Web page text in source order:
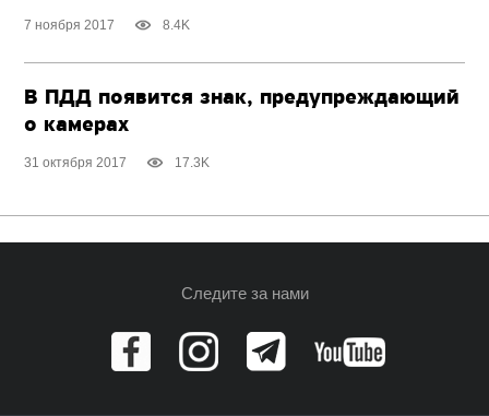
7 ноября 2017 8.4K
В ПДД появится знак, предупреждающий
о камерах
31 октября 2017 17.3K
Следите за нами